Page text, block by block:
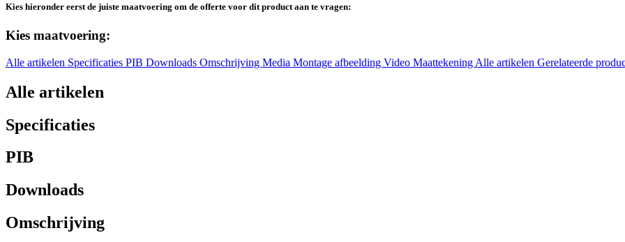
Kies hieronder eerst de juiste maatvoering om de offerte voor dit product aan te vragen:
Kies maatvoering:
Alle artikelen Specificaties PIB Downloads Omschrijving Media Montage afbeelding Video Maattekening Alle artikelen Gerelateerde
Alle artikelen
Specificaties
PIB
Downloads
Omschrijving